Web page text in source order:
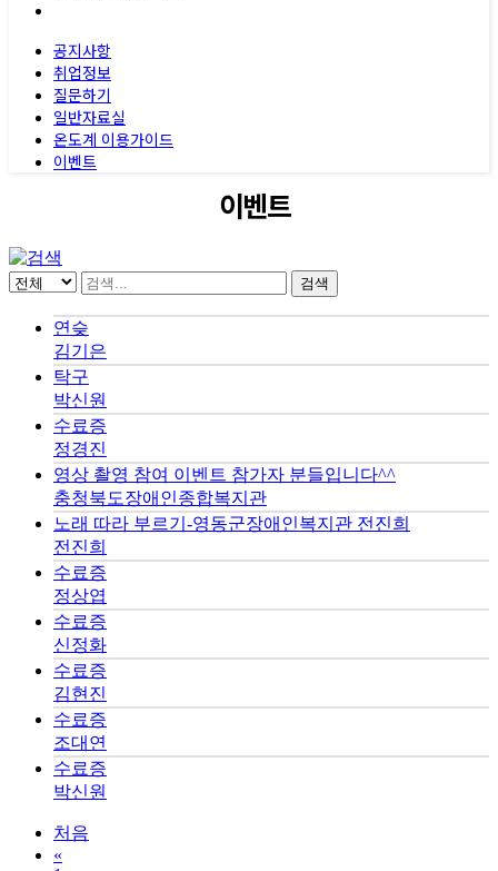
공지사항
취업정보
질문하기
일반자료실
온도계 이용가이드
이벤트
이벤트
검색
연슺
김기은
탁구
박신원
수료증
정경진
영상 촬영 참여 이벤트 참가자 분들입니다^^
충청북도장애인종합복지관
노래 따라 부르기-영동군장애인복지관 전진희
전진희
수료증
정상엽
수료증
신정화
수료증
김현진
수료증
조대연
수료증
박신원
처음
«